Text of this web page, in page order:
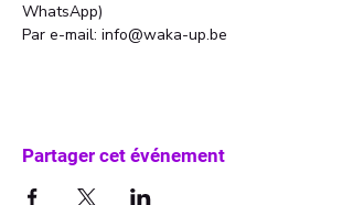
WhatsApp)
Par e-mail: info@waka-up.be
Partager cet événement